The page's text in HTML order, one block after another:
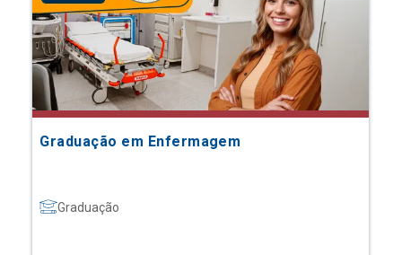
Graduação em Enfermagem
Graduação